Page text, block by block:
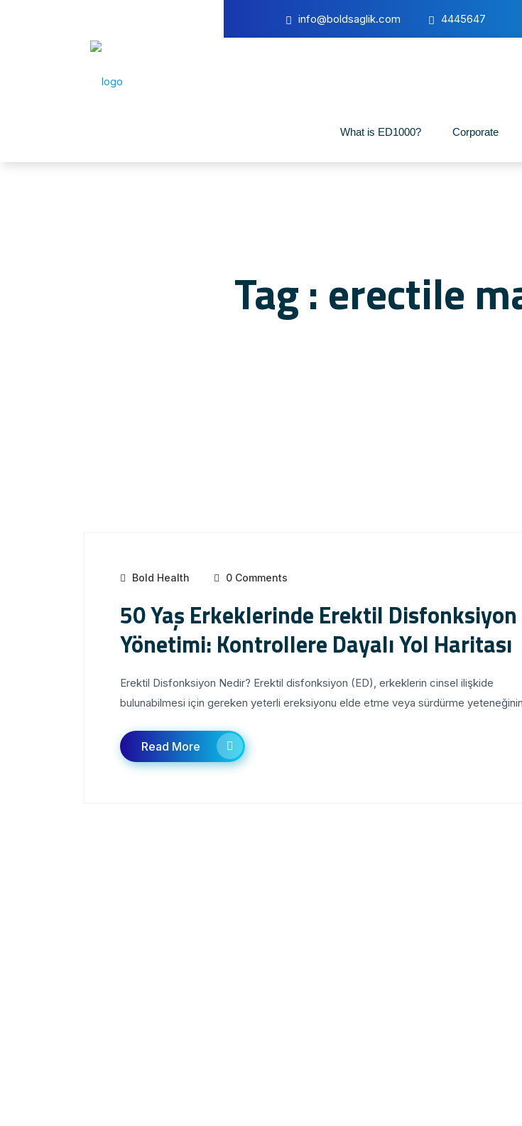
info@boldsaglik.com 4445647
What is ED1000? Corporate
Tag : erectile
Bold Health 0 Comments
50 Yaş Erkeklerinde Erektil Disfonksiyon
Yönetimi: Kontrollere Dayalı Yol Haritası
Erektil Disfonksiyon Nedir? Erektil disfonksiyon (ED), erkeklerin cinsel ilişkide
bulunabilmesi için gereken yeterli ereksiyonu elde etme veya sürdürme
Read More